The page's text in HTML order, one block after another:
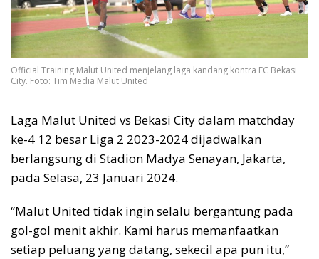
Official Training Malut United menjelang laga kandang kontra FC Bekasi
City. Foto: Tim Media Malut United
Laga Malut United vs Bekasi City dalam matchday
ke-4 12 besar Liga 2 2023-2024 dijadwalkan
berlangsung di Stadion Madya Senayan, Jakarta,
pada Selasa, 23 Januari 2024.
“Malut United tidak ingin selalu bergantung pada
gol-gol menit akhir. Kami harus memanfaatkan
setiap peluang yang datang, sekecil apa pun itu,”